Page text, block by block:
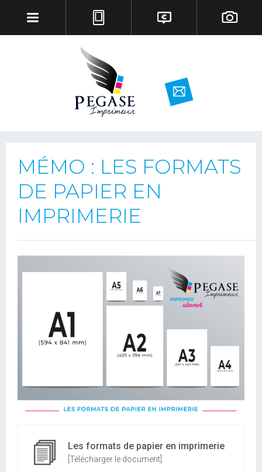
MÉMO : LES FORMATS
DE PAPIER EN
IMPRIMERIE
Les formats de papier en imprimerie
[Télécharger le document]